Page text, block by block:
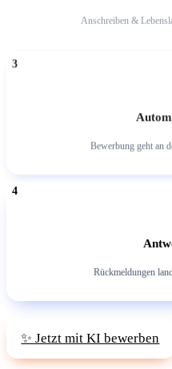
Anschreiben &
Bewerbung geht an
Rückmeldungen
✨ Jetzt mit KI bewerben